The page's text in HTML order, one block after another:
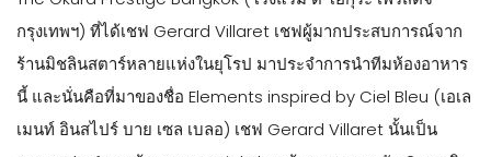
กรุงเทพฯ) ที่ได้เชฟ Gerard Villaret เชฟผู้มากประสบการณ์จาก
ร้านมิชลินสตาร์หลายแห่งในยุโรป มาประจำการนำทีมห้องอาหาร
นี้ และนั่นคือที่มาของชื่อ Elements inspired by Ciel Bleu (เอเล
เมนท์ อินสไปร์ บาย เซล เบลอ) เชฟ Gerard Villaret นั้นเป็น